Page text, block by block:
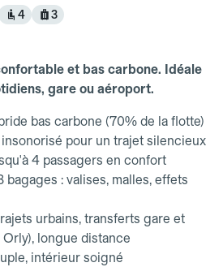
4 3
et bas carbone. Idéale
gare ou aéroport.
bas carbone (70% de la flotte)
pour un trajet silencieux
4 passagers en confort
bagages : valises, malles, effets
urbains, transferts gare et
longue distance
intérieur soigné